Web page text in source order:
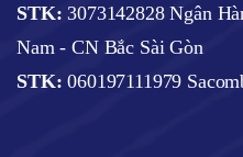
STK: 3073142828 Ngân
Nam - CN Bắc Sài Gòn
STK:060197111979